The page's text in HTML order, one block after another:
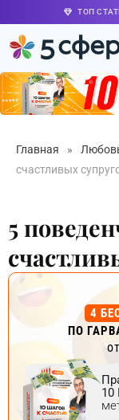
ТОП
Главная »
счастливых
5
4
ПО
10